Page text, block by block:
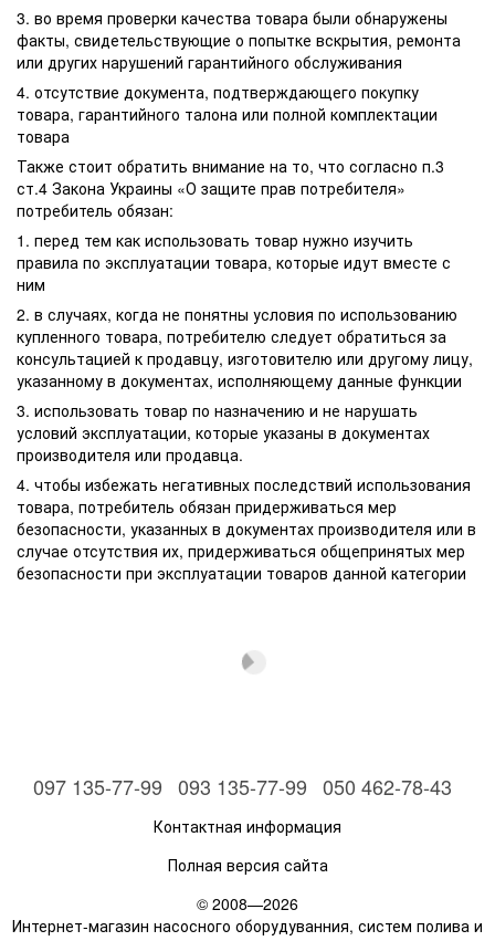
3. во время проверки качества товара были обнаружены
факты, свидетельствующие о попытке вскрытия, ремонта
или других нарушений гарантийного обслуживания
4. отсутствие документа, подтверждающего покупку
товара, гарантийного талона или полной комплектации
товара
Также стоит обратить внимание на то, что согласно п.3
ст.4 Закона Украины «О защите прав потребителя»
потребитель обязан:
1. перед тем как использовать товар нужно изучить
правила по эксплуатации товара, которые идут вместе с
ним
2. в случаях, когда не понятны условия по использованию
купленного товара, потребителю следует обратиться за
консультацией к продавцу, изготовителю или другому лицу,
указанному в документах, исполняющему данные функции
3. использовать товар по назначению и не нарушать
условий эксплуатации, которые указаны в документах
производителя или продавца.
4. чтобы избежать негативных последствий использования
товара, потребитель обязан придерживаться мер
безопасности, указанных в документах производителя или в
случае отсутствия их, придерживаться общепринятых мер
безопасности при эксплуатации товаров данной категории
097 135-77-99 093 135-77-99 050 462-78-43
Контактная информация
Полная версия сайта
© 2008—2026
Интернет-магазин насосного оборудуванния, систем полива и